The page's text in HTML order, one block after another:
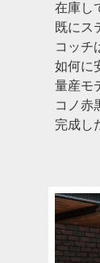
在庫し
既にス
コッチ
如何に
量産モ
コノ赤
完成し